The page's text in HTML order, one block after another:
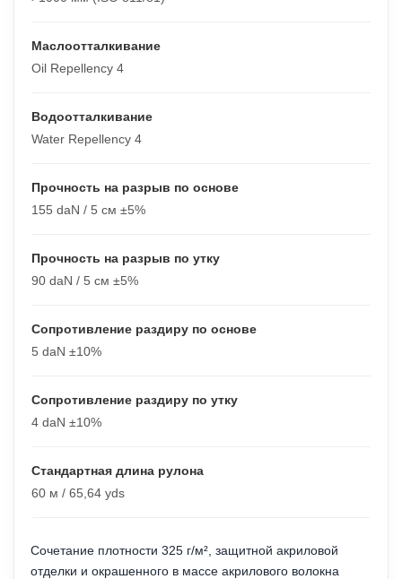
Маслоотталкивание
Oil Repellency 4
Водоотталкивание
Water Repellency 4
Прочность на разрыв по основе
155 daN / 5 см ±5%
Прочность на разрыв по утку
90 daN / 5 см ±5%
Сопротивление раздиру по основе
5 daN ±10%
Сопротивление раздиру по утку
4 daN ±10%
Стандартная длина рулона
60 м / 65,64 yds
Сочетание плотности 325 г/м², защитной акриловой
отделки и окрашенного в массе акрилового волокна